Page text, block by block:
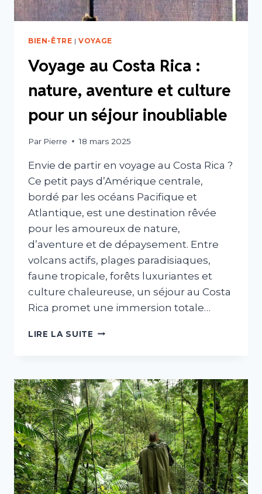
BIEN-ÊTRE |VOYAGE
Voyage au Costa Rica :
nature, aventure et culture
pour un séjour inoubliable
Par Pierre 18 mars 2025
Envie de partir en voyage au Costa Rica ?
Ce petit pays d’Amérique centrale,
bordé par les océans Pacifique et
Atlantique, est une destination rêvée
pour les amoureux de nature,
d’aventure et de dépaysement. Entre
volcans actifs, plages paradisiaques,
faune tropicale, forêts luxuriantes et
culture chaleureuse, un séjour au Costa
Rica promet une immersion totale…
LIRE LA SUITE VOYAGE
:
NATURE,
AVENTURE
ET
CULTURE
POUR
UN
SÉJOUR
INOUBLIABLE